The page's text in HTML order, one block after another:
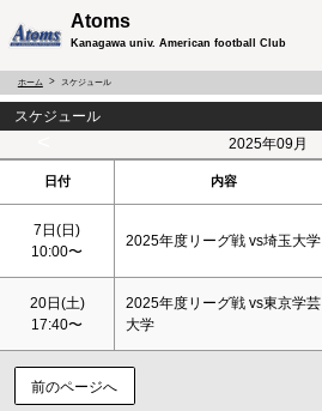
Atoms
Kanagawa univ. American football Club
ホーム スケジュール
スケジュール
2025年09月
日付 内容
7日(日)
10:00〜
2025年度リーグ戦 vs埼玉大学
20日(土)
17:40〜
2025年度リーグ戦 vs東京学芸
大学
前のページへ